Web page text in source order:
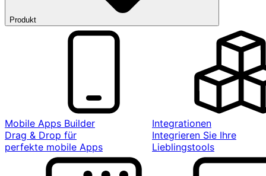
Produkt
Mobile Apps Builder
Drag & Drop für
perfekte mobile Apps
Integrationen
Integrieren Sie Ihre
Lieblingstools